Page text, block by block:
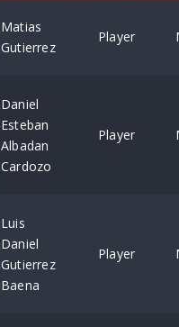
Matias
Gutierrez
Player
Daniel
Esteban
Albadan
Cardozo
Player
Luis
Daniel
Gutierrez
Baena
Player